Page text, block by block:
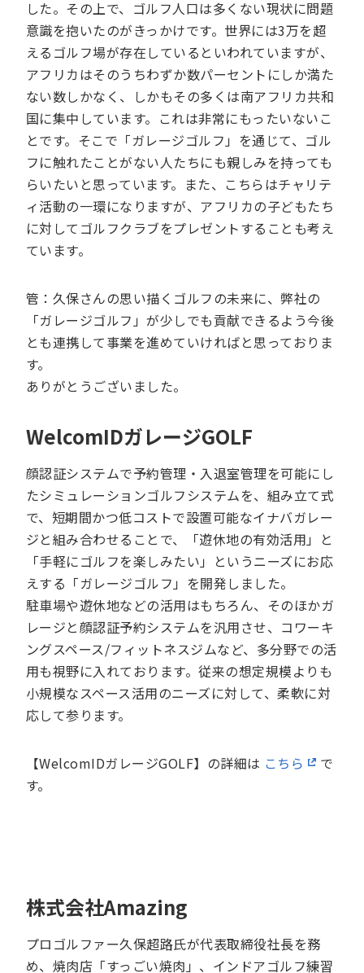
した。その上で、ゴルフ人口は多くない現状に問題
意識を抱いたのがきっかけです。世界には3万を超
えるゴルフ場が存在しているといわれていますが、
アフリカはそのうちわずか数パーセントにしか満た
ない数しかなく、しかもその多くは南アフリカ共和
国に集中しています。これは非常にもったいないこ
とです。そこで「ガレージゴルフ」を通じて、ゴル
フに触れたことがない人たちにも親しみを持っても
らいたいと思っています。また、こちらはチャリテ
ィ活動の一環になりますが、アフリカの子どもたち
に対してゴルフクラブをプレゼントすることも考え
ています。
管：久保さんの思い描くゴルフの未来に、弊社の
「ガレージゴルフ」が少しでも貢献できるよう今後
とも連携して事業を進めていければと思っておりま
す。
ありがとうございました。
WelcomIDガレージGOLF
顔認証システムで予約管理・入退室管理を可能にし
たシミュレーションゴルフシステムを、組み立て式
で、短期間かつ低コストで設置可能なイナバガレー
ジと組み合わせることで、「遊休地の有効活用」と
「手軽にゴルフを楽しみたい」というニーズにお応
えする「ガレージゴルフ」を開発しました。
駐車場や遊休地などの活用はもちろん、そのほかガ
レージと顔認証予約システムを汎用させ、コワーキ
ングスペース/フィットネスジムなど、多分野での活
用も視野に入れております。従来の想定規模よりも
小規模なスペース活用のニーズに対して、柔軟に対
応して参ります。
【WelcomIDガレージGOLF】の詳細は こちら
で
す。
株式会社Amazing
プロゴルファー久保超路氏が代表取締役社長を務
め、焼肉店「すっごい焼肉」、インドアゴルフ練習